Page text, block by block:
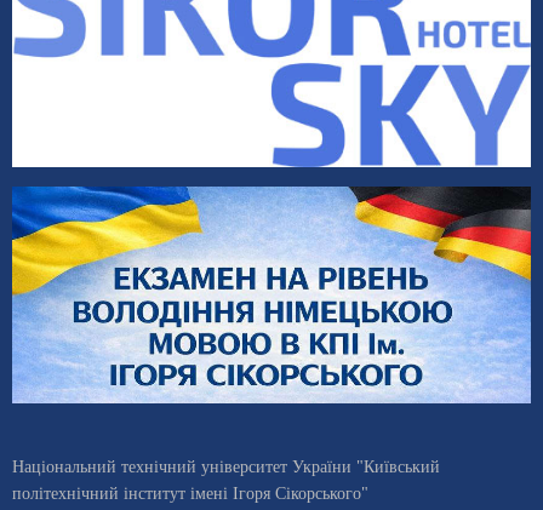
Національний технічний університет України "Київський
політехнічний інститут імені Ігоря Сікорського"